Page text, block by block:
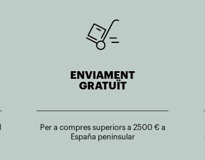
ENVIAMENT
GRATUÏT
Per a compres superiors a 2500 € a
España peninsular